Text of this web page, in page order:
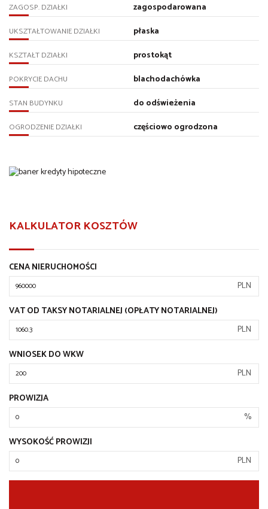
ZAGOSP. DZIAŁKI zagospodarowana
UKSZTAŁTOWANIE DZIAŁKI płaska
KSZTAŁT DZIAŁKI prostokąt
POKRYCIE DACHU blachodachówka
STAN BUDYNKU do odświeżenia
OGRODZENIE DZIAŁKI częściowo ogrodzona
KALKULATOR KOSZTÓW
CENA NIERUCHOMOŚCI
PLN
VAT OD TAKSY NOTARIALNEJ (OPŁATY NOTARIALNEJ)
PLN
WNIOSEK DO WKW
PLN
PROWIZJA
%
WYSOKOŚĆ PROWIZJI
PLN